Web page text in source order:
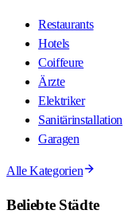
Restaurants
Hotels
Coiffeure
Ärzte
Elektriker
Sanitärinstallation
Garagen
Alle Kategorien
Beliebte Städte